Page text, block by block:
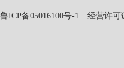
鲁ICP备05016100号-1 经营许可